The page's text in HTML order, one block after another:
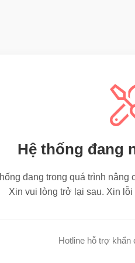
Hệ thống đang
đang trong quá trình nâng
Xin vui lòng trở lại sau. Xin
Hotline hỗ trợ khẩn